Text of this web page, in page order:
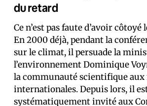
du retard
Ce n’est pas faute d’avoir
En 2000 déjà, pendant la
sur le climat, il persuade la
l’environnement Dominique
la communauté scientifique
internationales. Depuis lors, il
systématiquement invité aux